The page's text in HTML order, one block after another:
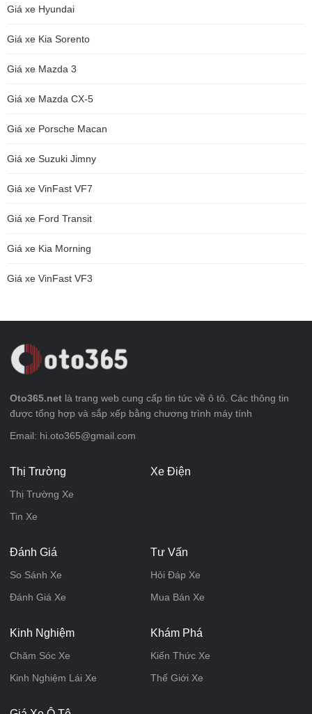
Giá xe Hyundai
Giá xe Kia Sorento
Giá xe Mazda 3
Giá xe Mazda CX-5
Giá xe Porsche Macan
Giá xe Suzuki Jimny
Giá xe VinFast VF7
Giá xe Ford Transit
Giá xe Kia Morning
Giá xe VinFast VF3
Oto365.net là trang web cung cấp tin tức về ô tô. Các thông tin
được tổng hợp và sắp xếp bằng chương trình máy tính
Email: hi.oto365@gmail.com
Thị Trường
Thị Trường Xe
Tin Xe
Xe Điện
Đánh Giá
So Sánh Xe
Đánh Giá Xe
Tư Vấn
Hỏi Đáp Xe
Mua Bán Xe
Kinh Nghiệm
Chăm Sóc Xe
Kinh Nghiệm Lái Xe
Khám Phá
Kiến Thức Xe
Thế Giới Xe